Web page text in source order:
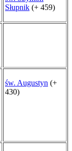
Słupnik (+ 459)
św. Augustyn (+
430)